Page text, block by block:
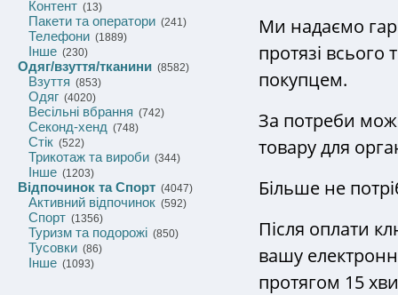
Контент (13)
Пакети та оператори (241)
Телефони (1889)
Інше (230)
Одяг/взуття/тканини (8582)
Взуття (853)
Одяг (4020)
Весільні вбрання (742)
Секонд-хенд (748)
Стік (522)
Трикотаж та вироби (344)
Інше (1203)
Відпочинок та Спорт (4047)
Активний відпочинок (592)
Спорт (1356)
Туризм та подорожі (850)
Тусовки (86)
Інше (1093)
Ми надаємо
протязі всього
покупцем.
За потреби
товару для
Більше не
Після оплати
вашу
протягом 15